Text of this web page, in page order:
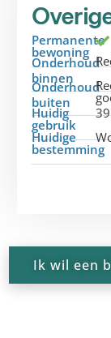
Permanente
bewoning
Onderhoud
binnen
Onderhoud
buiten
Huidig
gebruik
Huidige
bestemming
Ik wil een